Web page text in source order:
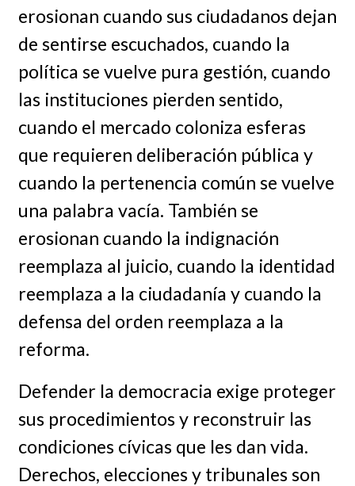
erosionan cuando sus ciudadanos dejan
de sentirse escuchados, cuando la
política se vuelve pura gestión, cuando
las instituciones pierden sentido,
cuando el mercado coloniza esferas
que requieren deliberación pública y
cuando la pertenencia común se vuelve
una palabra vacía. También se
erosionan cuando la indignación
reemplaza al juicio, cuando la identidad
reemplaza a la ciudadanía y cuando la
defensa del orden reemplaza a la
reforma.
Defender la democracia exige proteger
sus procedimientos y reconstruir las
condiciones cívicas que les dan vida.
Derechos, elecciones y tribunales son